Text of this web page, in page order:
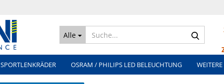
Alle
SPORTLENKRÄDER OSRAM / PHILIPS LED BELEUCHTUNG WEITERE